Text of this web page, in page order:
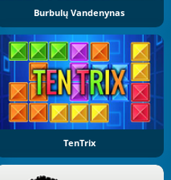
Burbulų Vandenynas
TenTrix